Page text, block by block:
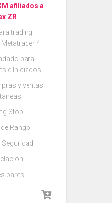
afiliados a
ZR
trading
4
para
e Iniciados
y ventas
Stop
de Rango
Seguridad
pares …